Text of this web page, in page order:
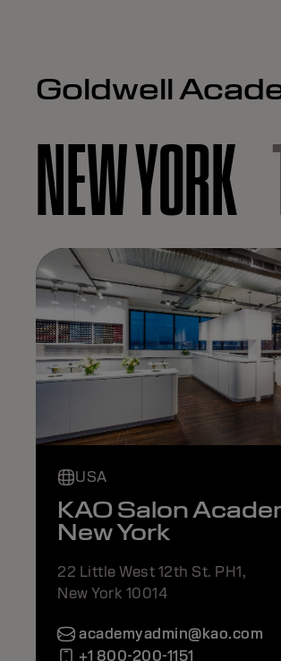
Goldwell
NEW YORK
USA
KAO Salon
New York
22 Little West 12th St. PH1,
New York 10014
academyadmin@kao.com
+1 800-200-1151